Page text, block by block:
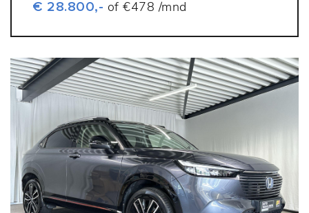
€ 28.800,- of €478 /mnd